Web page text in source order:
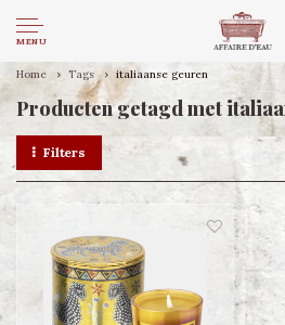
MENU
Home Tags italiaanse geuren
Producten getagd met
Filters